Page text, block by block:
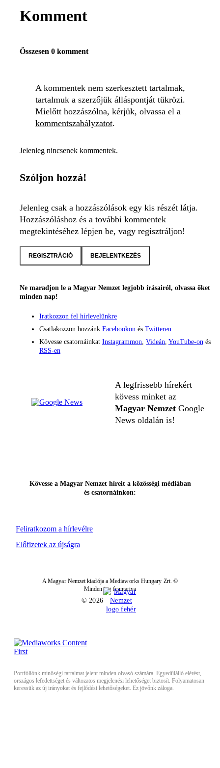
Komment
Összesen 0 komment
A kommentek nem szerkesztett tartalmak,
tartalmuk a szerzőjük álláspontját tükrözi.
Mielőtt hozzászólna, kérjük, olvassa el a
kommentszabályzatot.
Jelenleg nincsenek kommentek.
Szóljon hozzá!
Jelenleg csak a hozzászólások egy kis részét látja.
Hozzászóláshoz és a további kommentek
megtekintéséhez lépjen be, vagy regisztráljon!
REGISZTRÁCIÓ BEJELENTKEZÉS
Ne maradjon le a Magyar Nemzet legjobb írásairól, olvassa őket
minden nap!
Iratkozzon fel hírlevelünkre
Csatlakozzon hozzánk Facebookon és Twitteren
Kövesse csatornáinkat Instagrammon, Videán, YouTube-on és
RSS-en
A legfrissebb hírekért
kövess minket az
Magyar Nemzet Google
News oldalán is!
Feliratkozom a hírlevélre
Kövesse a Magyar Nemzet híreit a közösségi médiában
és csatornáinkon:
Előfizetek az újságra
A Magyar Nemzet kiadója a Mediaworks Hungary Zrt. ©
Minden jog fenntartva
© 2026
Portfóliónk minőségi tartalmat jelent minden olvasó számára. Egyedülálló elérést,
országos lefedettséget és változatos megjelenési lehetőséget biztosít. Folyamatosan
keressük az új irányokat és fejlődési lehetőségeket. Ez jövőnk záloga.